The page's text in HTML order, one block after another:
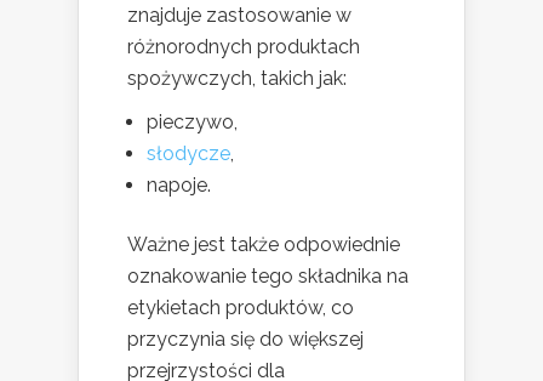
znajduje zastosowanie w
różnorodnych produktach
spożywczych, takich jak:
pieczywo,
słodycze
napoje.
Ważne jest także odpowiednie
oznakowanie tego składnika na
etykietach produktów, co
przyczynia się do większej
przejrzystości dla